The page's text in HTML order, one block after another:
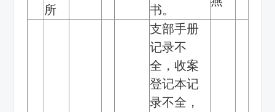
所
书。
支部手册
记录不
全，收案
登记本记
录不全，